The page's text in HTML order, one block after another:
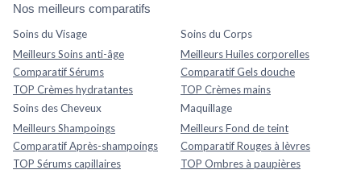
Nos meilleurs comparatifs
Soins du Visage
Meilleurs Soins anti-âge
Comparatif Sérums
TOP Crèmes hydratantes
Soins du Corps
Meilleurs Huiles corporelles
Comparatif Gels douche
TOP Crèmes mains
Soins des Cheveux
Meilleurs Shampoings
Comparatif Après-shampoings
TOP Sérums capillaires
Maquillage
Meilleurs Fond de teint
Comparatif Rouges à lèvres
TOP Ombres à paupières